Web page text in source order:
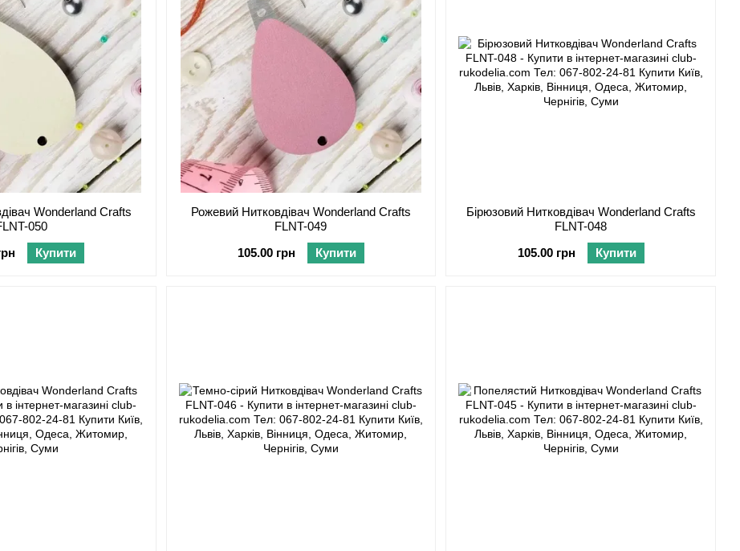
Wonderland Crafts
050
Купити
Рожевий Нитковдівач Wonderland Crafts
FLNT-049
105.00 грн
Купити
Бірюзовий Нитковдівач Wonderland Crafts
FLNT-048
105.00 грн
Купити